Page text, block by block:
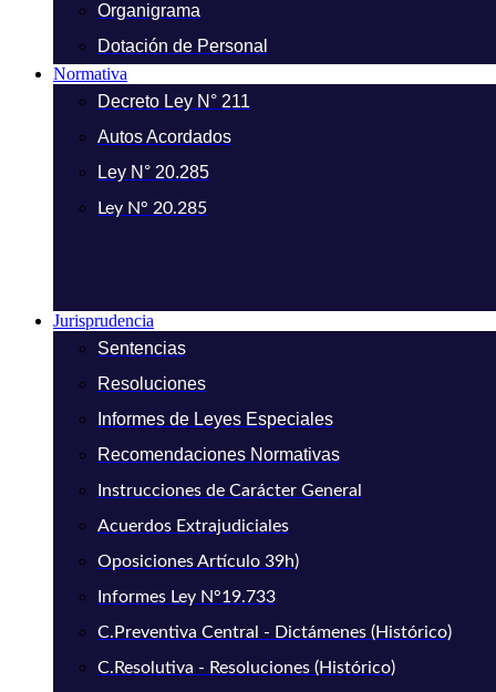
Organigrama
Dotación de Personal
Normativa
Decreto Ley N° 211
Autos Acordados
Ley N° 20.285
Ley N° 20.285
Jurisprudencia
Sentencias
Resoluciones
Informes de Leyes Especiales
Recomendaciones Normativas
Instrucciones de Carácter General
Acuerdos Extrajudiciales
Oposiciones Artículo 39h)
Informes Ley N°19.733
C.Preventiva Central - Dictámenes (Histórico)
C.Resolutiva - Resoluciones (Histórico)